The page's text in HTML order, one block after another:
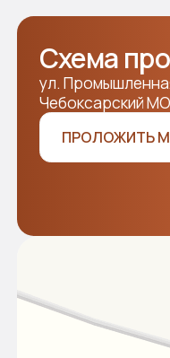
Отправляя заявку, я
сполитикой